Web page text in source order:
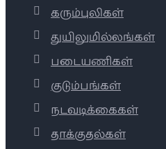
கரும்புலிகள்
துயிலுமில்லங்கள்
படையணிகள்
குடும்பங்கள்
நடவடிக்கைகள்
தாக்குதல்கள்